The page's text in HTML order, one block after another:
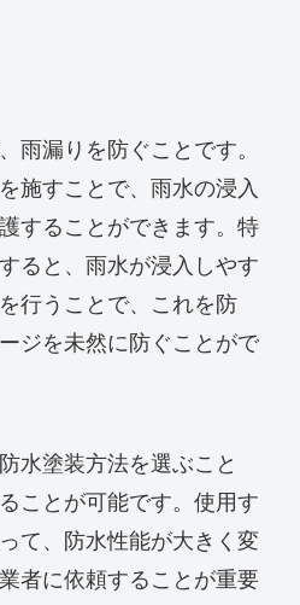
雨漏りを防ぐことです。
施すことで、雨水の浸入
することができます。特
ると、雨水が浸入しやす
行うことで、これを防
ジを未然に防ぐことがで
水塗装方法を選ぶこと
ことが可能です。使用す
て、防水性能が大きく変
者に依頼することが重要